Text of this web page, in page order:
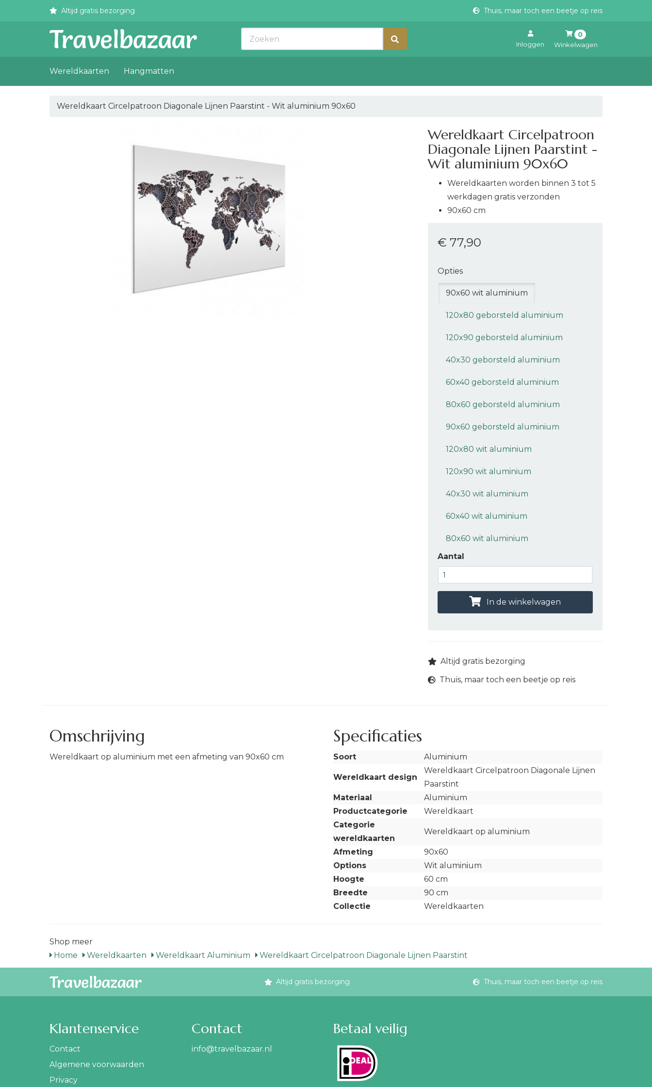
Altijd gratis bezorging Thuis, maar toch een beetje op reis
Zoeken
Inloggen
0
Winkelwagen
Wereldkaarten Hangmatten
Wereldkaart Circelpatroon Diagonale Lijnen Paarstint - Wit aluminium 90x60
Wereldkaart Circelpatroon
Diagonale Lijnen Paarstint -
Wit aluminium 90x60
Wereldkaarten worden binnen 3 tot 5
werkdagen gratis verzonden
90x60 cm
€ 77,90
Opties
90x60 wit aluminium
120x80 geborsteld aluminium
120x90 geborsteld aluminium
40x30 geborsteld aluminium
60x40 geborsteld aluminium
80x60 geborsteld aluminium
90x60 geborsteld aluminium
120x80 wit aluminium
120x90 wit aluminium
40x30 wit aluminium
60x40 wit aluminium
80x60 wit aluminium
Aantal
In de winkelwagen
Altijd gratis bezorging
Thuis, maar toch een beetje op reis
Omschrijving
Wereldkaart op aluminium met een afmeting van 90x60 cm
Specificaties
Soort Aluminium
Wereldkaart design
Wereldkaart Circelpatroon Diagonale Lijnen
Paarstint
Materiaal
Aluminium
Productcategorie
Wereldkaart
Categorie
wereldkaarten
Wereldkaart op aluminium
Afmeting
90x60
Options
Wit aluminium
Hoogte
60 cm
Breedte
90 cm
Collectie
Wereldkaarten
Shop meer
Home
Wereldkaarten Wereldkaart Aluminium Wereldkaart Circelpatroon Diagonale Lijnen Paarstint
Altijd gratis bezorging Thuis, maar toch een beetje op reis
Klantenservice
Contact
Algemene voorwaarden
Privacy
Contact
info@travelbazaar.nl
Betaal veilig